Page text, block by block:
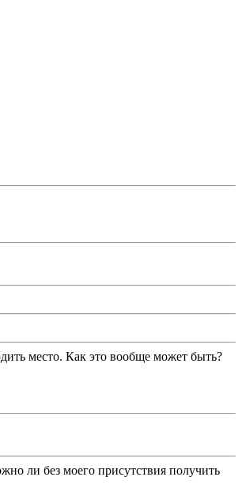
место. Как это вообще может быть?
ли без моего присутствия получить